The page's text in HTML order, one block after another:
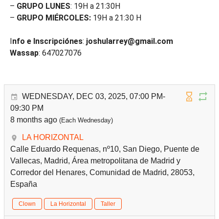
– GRUPO LUNES: 19H a 21:30H
– GRUPO MIÉRCOLES: 19H a 21:30 H
Info e Inscripciónes: joshularrey@gmail.com
Wassap: 647027076
WEDNESDAY, DEC 03, 2025, 07:00 PM-
09:30 PM
8 months ago (Each Wednesday)
LA HORIZONTAL
Calle Eduardo Requenas, nº10, San Diego, Puente de
Vallecas, Madrid, Área metropolitana de Madrid y
Corredor del Henares, Comunidad de Madrid, 28053,
España
Clown La Horizontal Taller